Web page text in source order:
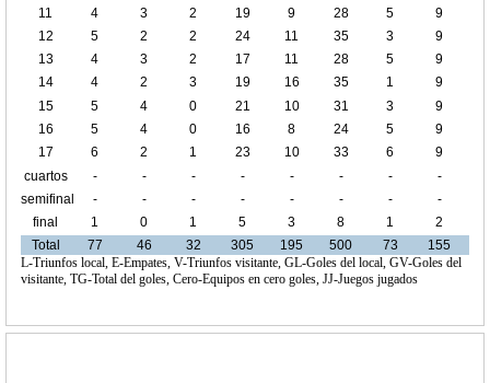
11
4 3 2 19 9 28 5
9
12
5 2 2 24 11 35 3
9
13
4 3 2 17 11 28 5
9
14
4 2 3 19 16 35 1
9
15
5 4 0 21 10 31 3
9
16
5 4 0 16 8 24 5
9
17
6 2 1 23 10 33 6
9
cuartos
de final
- - - - - - -
-
semifinal
- - - - - - -
-
final
1 0 1 5 3 8 1
2
Total
77 46 32 305 195 500 73
155
L-Triunfos local, E-Empates, V-Triunfos visitante, GL-Goles del local, GV-Goles del
visitante, TG-Total del goles, Cero-Equipos en cero goles, JJ-Juegos jugados